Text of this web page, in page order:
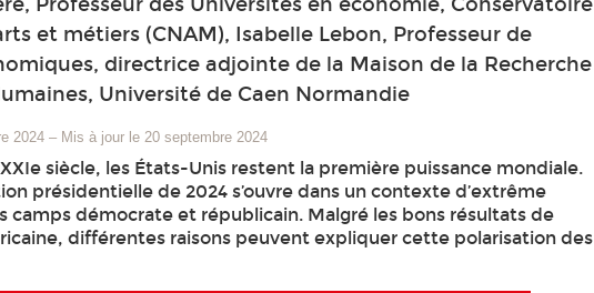
et métiers (CNAM), Isabelle Lebon, Professeur de
directrice adjointe de la Maison de la Recherche
Université de Caen Normandie
2024 – Mis à jour le 20 septembre 2024
siècle, les États-Unis restent la première puissance mondiale.
présidentielle de 2024 s’ouvre dans un contexte d’extrême
camps démocrate et républicain. Malgré les bons résultats de
différentes raisons peuvent expliquer cette polarisation des